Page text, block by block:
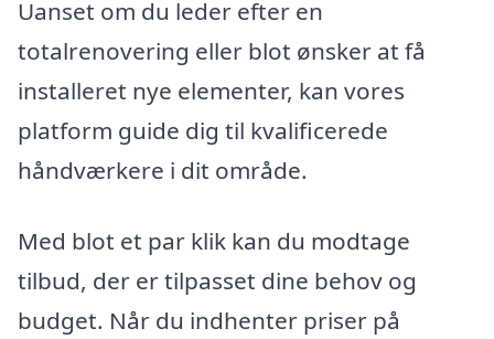
Uanset om du leder efter en
totalrenovering eller blot ønsker at få
installeret nye elementer, kan vores
platform guide dig til kvalificerede
håndværkere i dit område.
Med blot et par klik kan du modtage
tilbud, der er tilpasset dine behov og
budget. Når du indhenter priser på